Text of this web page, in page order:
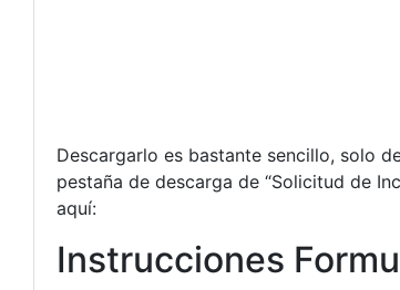
Descargarlo es bastante sencillo, solo
pestaña de descarga de “Solicitud de
aquí:
Instrucciones